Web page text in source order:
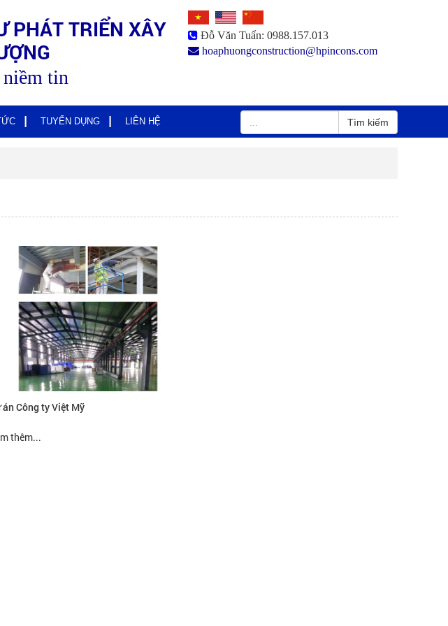
PHÁT TRIỂN XÂY
tin
Đỗ Văn Tuấn: 0988.157.013
hoaphuongconstruction@hpincons.com
TUYỂN DỤNG LIÊN HỆ Tìm kiếm
án Công ty Việt Mỹ
thêm...